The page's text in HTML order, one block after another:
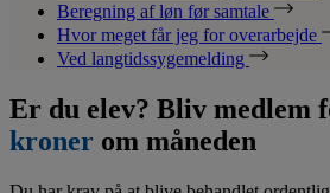
Beregning af løn før samtale
Hvor meget får jeg for overarbejde
Ved langtidssygemelding
Er du elev? Bliv medlem
kroner om måneden